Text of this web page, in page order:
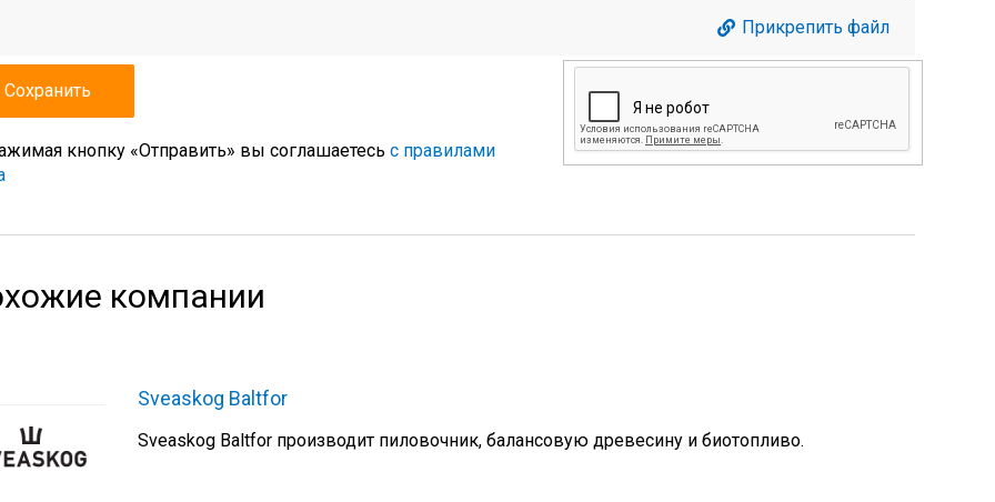
Прикрепить файл
кнопку «Отправить» вы соглашаетесь с правилами
компании
Sveaskog Baltfor
Sveaskog Baltfor производит пиловочник, балансовую древесину и биотопливо.